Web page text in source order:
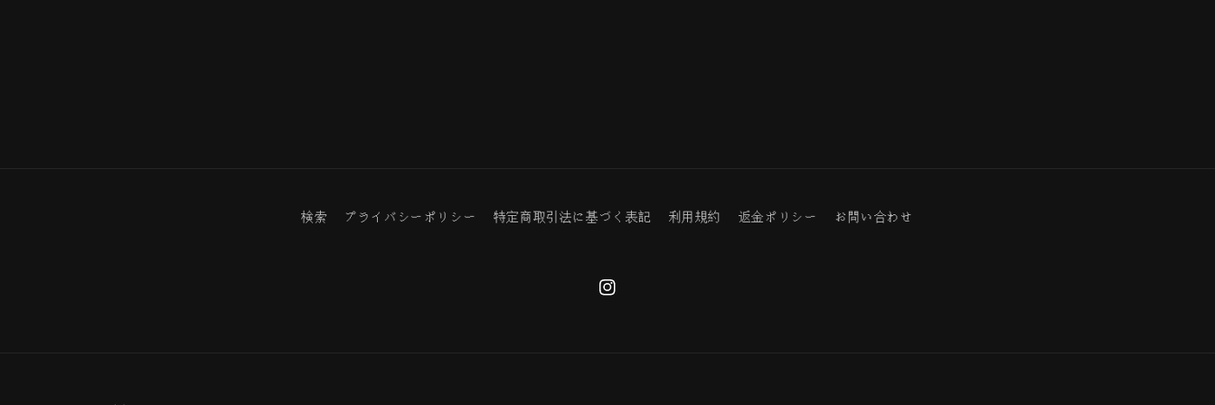
検索 プライバシーポリシー 特定商取引法に基づく表記 利用規約 返金ポリシー お問い合わせ
Instagram